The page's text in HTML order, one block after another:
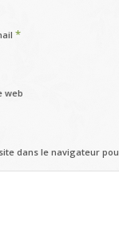
*
web
dans le navigateur